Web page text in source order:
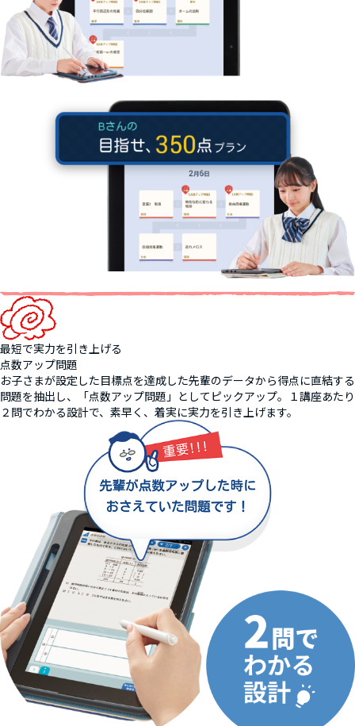
最短で実力を引き上げる
点数アップ問題
お子さまが設定した目標点を達成した先輩のデータから得点に直結する
問題を抽出し、「点数アップ問題」としてピックアップ。１講座あたり
２問でわかる設計で、素早く、着実に実力を引き上げます。